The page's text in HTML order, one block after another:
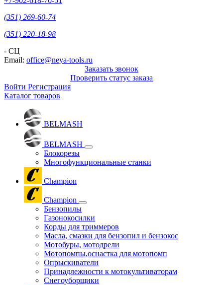
(351) 269-60-74
(351) 220-18-98
- СЦ
Email: office@neya-tools.ru
Заказать звонок
Проверить статус заказа
Войти Регистрация
Каталог товаров
BELMASH
BELMASH
Блокорезы
Многофункциональные станки
Champion
Champion
Бензопилы
Газонокосилки
Корды для триммеров
Масла, смазки для бензопил и бензокос
Мотобуры, мотодрели
Мотопомпы,оснастка для мотопомп
Опрыскиватели
Принадлежности к мотокультиваторам
Снегоуборщики